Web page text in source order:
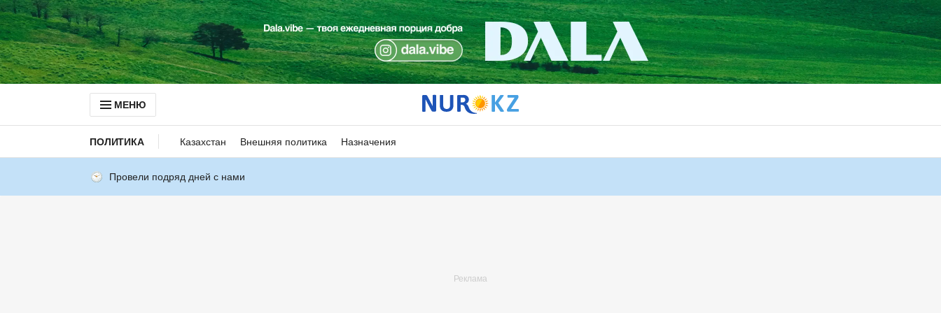
МЕНЮ
ПОЛИТИКА Казахстан Внешняя политика Назначения
Провели подряд дней с нами